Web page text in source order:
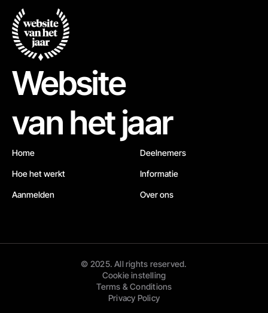
Website
van het jaar
Home
Hoe het werkt
Aanmelden
Deelnemers
Informatie
Over ons
© 2025. All rights reserved.
Cookie instelling
Terms & Conditions
Privacy Policy